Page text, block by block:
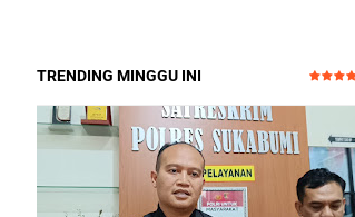
TRENDING MINGGU INI